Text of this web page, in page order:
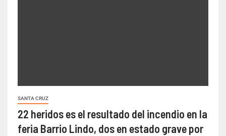
SANTA CRUZ
22 heridos es el resultado del incendio en la
feria Barrio Lindo, dos en estado grave por